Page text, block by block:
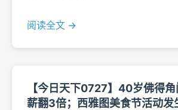
阅读全文 →
【今日天下0727】40岁佛得角
薪翻3倍；西雅图美食节活动发